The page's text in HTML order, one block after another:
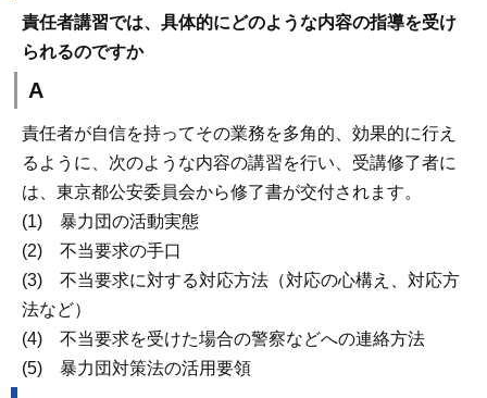
責任者講習では、具体的にどのような内容の指導を受け
られるのですか
A
責任者が自信を持ってその業務を多角的、効果的に行え
るように、次のような内容の講習を行い、受講修了者に
は、東京都公安委員会から修了書が交付されます。
(1) 暴力団の活動実態
(2) 不当要求の手口
(3) 不当要求に対する対応方法（対応の心構え、対応方
法など）
(4) 不当要求を受けた場合の警察などへの連絡方法
(5) 暴力団対策法の活用要領